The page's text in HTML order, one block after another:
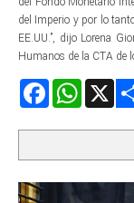
del Imperio y por lo
EE.UU.”, dijo Lorena
Humanos de la CTA de
FacebookWhatsApp